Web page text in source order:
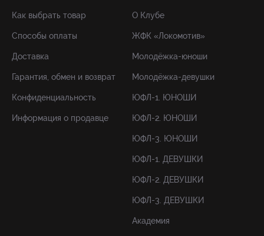
Как выбрать товар
Способы оплаты
Доставка
Гарантия, обмен и возврат
Конфиденциальность
Информация о продавце
О Клубе
ЖФК «Локомотив»
Молодёжка-юноши
Молодёжка-девушки
ЮФЛ-1. ЮНОШИ
ЮФЛ-2. ЮНОШИ
ЮФЛ-3. ЮНОШИ
ЮФЛ-1. ДЕВУШКИ
ЮФЛ-2. ДЕВУШКИ
ЮФЛ-3. ДЕВУШКИ
Академия